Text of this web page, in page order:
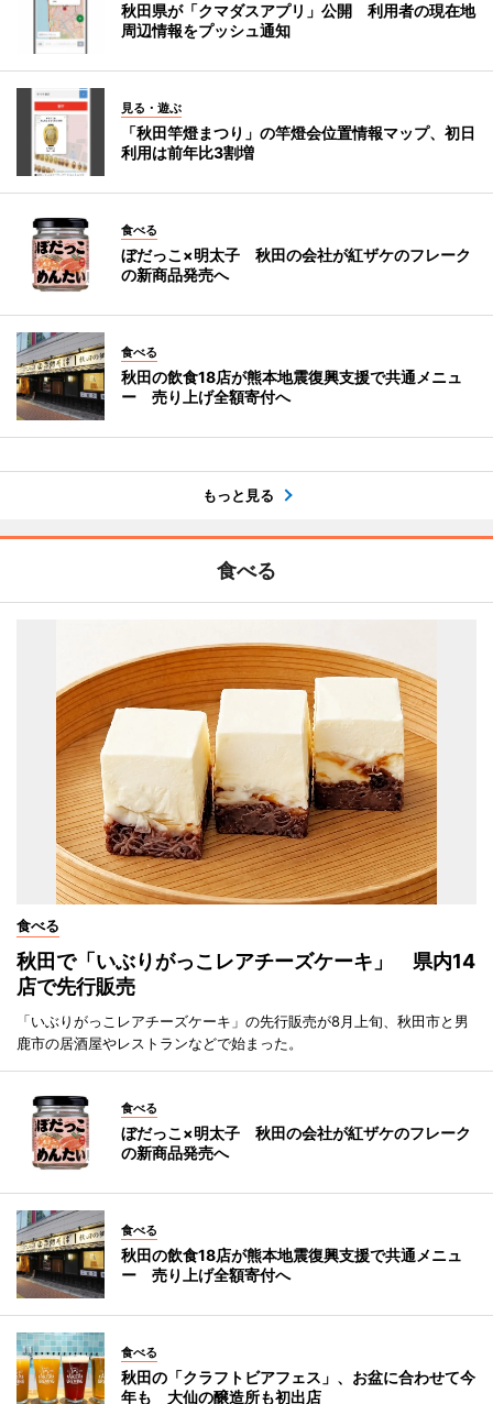
秋田県が「クマダスアプリ」公開 利用者の現在地
周辺情報をプッシュ通知
見る・遊ぶ
「秋田竿燈まつり」の竿燈会位置情報マップ、初日
利用は前年比3割増
食べる
ぼだっこ×明太子 秋田の会社が紅ザケのフレーク
の新商品発売へ
食べる
秋田の飲食18店が熊本地震復興支援で共通メニュ
ー 売り上げ全額寄付へ
もっと見る
食べる
食べる
秋田で「いぶりがっこレアチーズケーキ」 県内14
店で先行販売
「いぶりがっこレアチーズケーキ」の先行販売が8月上旬、秋田市と男
鹿市の居酒屋やレストランなどで始まった。
食べる
ぼだっこ×明太子 秋田の会社が紅ザケのフレーク
の新商品発売へ
食べる
秋田の飲食18店が熊本地震復興支援で共通メニュ
ー 売り上げ全額寄付へ
食べる
秋田の「クラフトビアフェス」、お盆に合わせて今
年も 大仙の醸造所も初出店